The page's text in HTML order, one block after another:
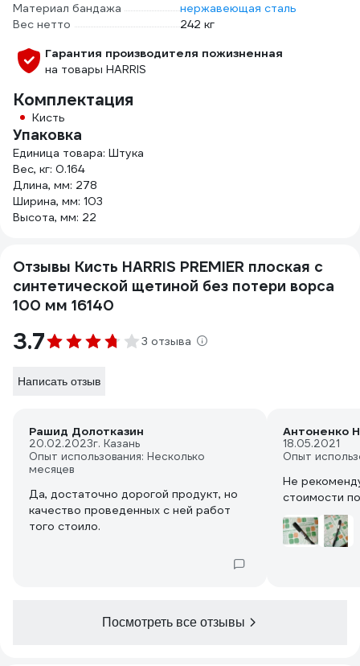
Материал бандажа
нержавеющая сталь
Вес нетто
242 кг
Гарантия производителя пожизненная
на товары HARRIS
Комплектация
Кисть
Упаковка
Единица товара: Штука
Вес, кг: 0.164
Длина, мм: 278
Ширина, мм: 103
Высота, мм: 22
Отзывы Кисть HARRIS PREMIER плоская с
синтетической щетиной без потери ворса
100 мм 16140
3.7 3 отзыва
Написать отзыв
Рашид Долотказин
20.02.2023г. Казань
Опыт использования: Несколько
месяцев
Да, достаточно дорогой продукт, но
качество проведенных с ней работ
того стоило.
Антоненко
18.05.2021
Опыт
Не
стоимости
Посмотреть все отзывы